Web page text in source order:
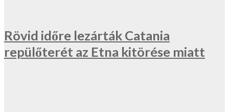
Rövid időre lezárták Catania
repülőterét az Etna kitörése miatt